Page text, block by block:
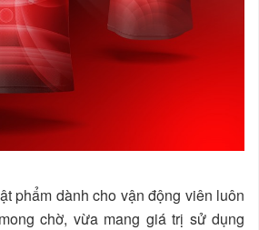
phẩm dành cho vận động viên luôn
chờ, vừa mang giá trị sử dụng